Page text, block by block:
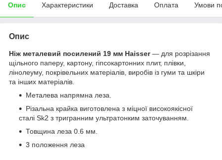
Опис Характеристики Доставка Оплата Умови
Опис
Ніж металевий посилений 19 мм Haisser— для розрізання
щільного паперу, картону, гіпсокартонних плит, плівки,
лінолеуму, покрівельних матеріалів, виробів із гуми та шкіри
та інших матеріалів.
Металева напрямна леза.
Різальна крайка виготовлена з міцної високоякісної
сталі Sk2 з тригранним ультратонким заточуванням.
Товщина леза 0.6 мм.
3 положення леза